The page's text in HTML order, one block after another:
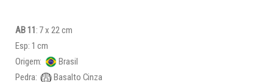
AB 11: 7 x 22 cm
Esp: 1 cm
Origem:
Brasil
Pedra:
Basalto Cinza